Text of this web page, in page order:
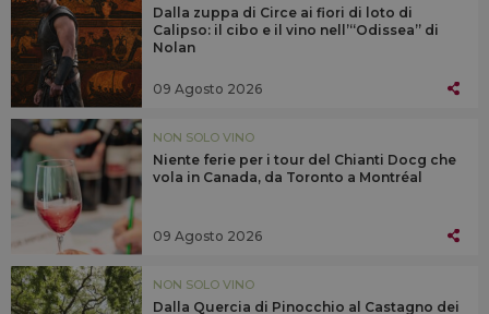
Dalla zuppa di Circe ai fiori di loto di
Calipso: il cibo e il vino nell’“Odissea” di
Nolan
09 Agosto 2026
NON SOLO VINO
Niente ferie per i tour del Chianti Docg che
vola in Canada, da Toronto a Montréal
09 Agosto 2026
NON SOLO VINO
Dalla Quercia di Pinocchio al Castagno dei